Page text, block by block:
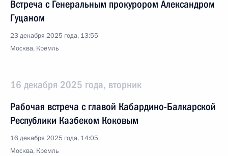
Встреча с Генеральным прокурором Александром
Гуцаном
23 декабря 2025 года, 13:55
Москва, Кремль
16 декабря 2025 года, вторник
Рабочая встреча с главой Кабардино-Балкарской
Республики Казбеком Коковым
16 декабря 2025 года, 14:05
Москва, Кремль